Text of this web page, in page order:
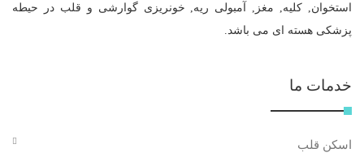
استخوان, کلیه, مغز, آمبولی ریه, خونریزی گوارشی و قلب در حیطه
پزشکی هسته ای می باشد.
خدمات ما
اسکن قلب